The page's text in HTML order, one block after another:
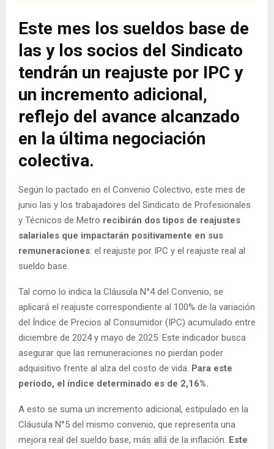
Este mes los sueldos base de
las y los socios del Sindicato
tendrán un reajuste por IPC y
un incremento adicional,
reflejo del avance alcanzado
en la última negociación
colectiva.
Según lo pactado en el Convenio Colectivo, este mes de
junio las y los trabajadores del Sindicato de Profesionales
y Técnicos de Metro recibirán dos tipos de reajustes
salariales que impactarán positivamente en sus
remuneraciones: el reajuste por IPC y el reajuste real al
sueldo base.
Tal como lo indica la Cláusula N°4 del Convenio, se
aplicará el reajuste correspondiente al 100% de la variación
del Índice de Precios al Consumidor (IPC) acumulado entre
diciembre de 2024 y mayo de 2025. Este indicador busca
asegurar que las remuneraciones no pierdan poder
adquisitivo frente al alza del costo de vida. Para este
periodo, el índice determinado es de 2,16%.
A esto se suma un incremento adicional, estipulado en la
Cláusula N°5 del mismo convenio, que representa una
mejora real del sueldo base, más allá de la inflación. Este